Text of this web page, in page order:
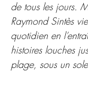
de tous les jours.
Raymond Sintès
quotidien en
histoires louches
plage, sous un